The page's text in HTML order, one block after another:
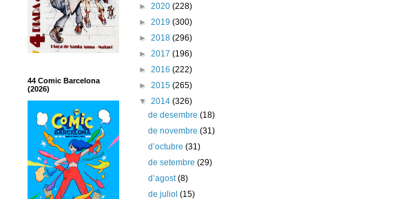
44 Comic Barcelona
(2026)
► 2020 (228)
► 2019 (300)
► 2018 (296)
► 2017 (196)
► 2016 (222)
► 2015 (265)
▼ 2014 (326)
de desembre(18)
de novembre(31)
d’octubre(31)
de setembre(29)
d’agost(8)
de juliol(15)